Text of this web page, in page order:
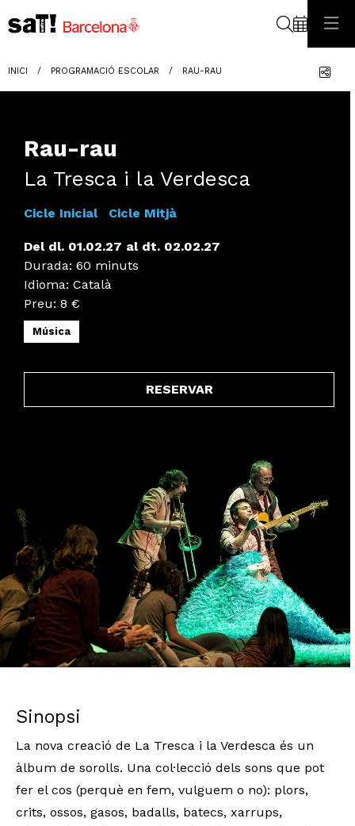
INICI PROGRAMACIÓ ESCOLAR RAU-RAU
Rau-rau
La Tresca i la Verdesca
Cicle Inicial Cicle Mitjà
Del dl. 01.02.27 al dt. 02.02.27
Durada: 60 minuts
Idioma: Català
Preu: 8 €
Música
RESERVAR
Sinopsi
La nova creació de La Tresca i la Verdesca és un
àlbum de sorolls. Una col·lecció dels sons que pot
fer el cos (perquè en fem, vulguem o no): plors,
crits, ossos, gasos, badalls, batecs, xarrups,